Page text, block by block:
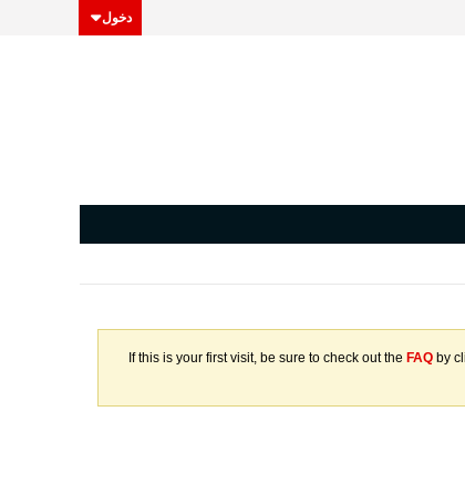
دخول
If this is your first visit, be sure to check out the FAQ by